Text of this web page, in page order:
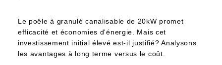
Le poêle à granulé canalisable de 20kW promet
efficacité et économies d'énergie. Mais cet
investissement initial élevé est-il justifié? Analysons
les avantages à long terme versus le coût.